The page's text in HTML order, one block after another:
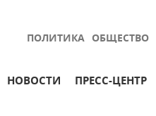
ПОЛИТИКА ОБЩЕСТВО
НОВОСТИ ПРЕСС-ЦЕНТР